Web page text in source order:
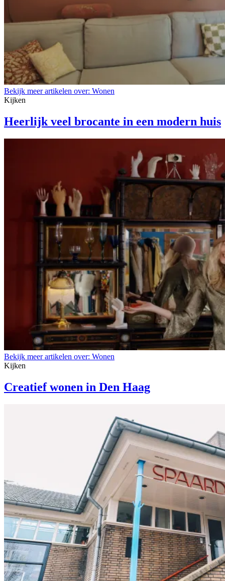
Bekijk meer artikelen over: Wonen
Kijken
Heerlijk veel brocante in een modern huis
Bekijk meer artikelen over: Wonen
Kijken
Creatief wonen in Den Haag